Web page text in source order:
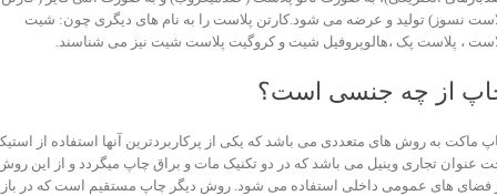
نسوز) تولید و عرضه می شود.کارتن پلاست را به نام های دیگری چون: شیت
، پلاست پک ،هالوپروفیل شیت و کروگیت پلاست شیت نیز می شناسند.
از چه جنسی است؟
ماکت به روش های متعددی می باشد که یکی از پرکاربردترین آنها استفاده از
عنوان تجاری وینیل می باشد که در دو تکنیک مات و براق چاپ میگردد و از این
فضای های عمومی داخلی استفاده می شود. روش دیگر چاپ مستقیم است که در